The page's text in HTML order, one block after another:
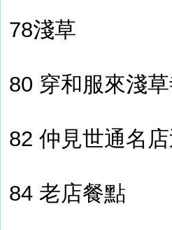
78淺草
80 穿和服來淺
82 仲見世通名
84 老店餐點